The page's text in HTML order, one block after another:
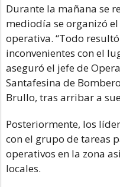
Durante la mañana se
mediodía se organizó
operativa. “Todo
inconvenientes con el
aseguró el jefe de
Santafesina de
Brullo, tras arribar a
Posteriormente, los
con el grupo de tareas
operativos en la zona
locales.